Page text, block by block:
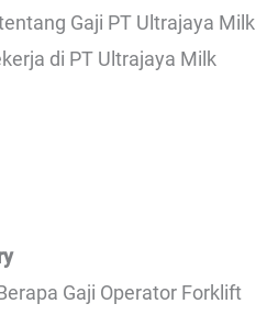
Gaji PT Ultrajaya Milk
di PT Ultrajaya Milk
Gaji Operator Forklift